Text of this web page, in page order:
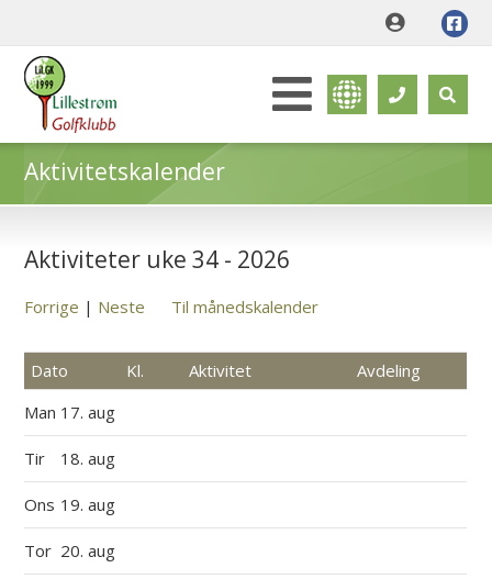
Aktivitetskalender
Aktiviteter uke 34 - 2026
Forrige | Neste Til månedskalender
Dato Kl. Aktivitet
Avdeling
Man 17. aug
Tir 18. aug
Ons 19. aug
Tor 20. aug